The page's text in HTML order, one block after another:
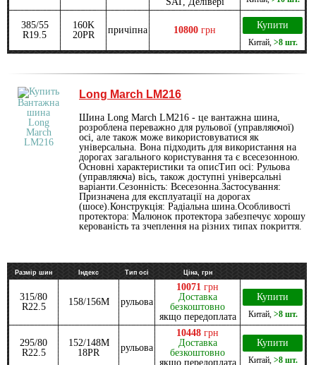
385/55
R19.5
160K
20PR
причіпна 10800 грн Купити
Китай, >8 шт.
Long March LM216
Шина Long March LM216 - це вантажна шина,
розроблена переважно для рульової (управляючої)
осі, але також може використовуватися як
універсальна. Вона підходить для використання на
дорогах загального користування та є всесезонною.
Основні характеристики та описТип осі: Рульова
(управляюча) вісь, також доступні універсальні
варіанти.Сезонність: Всесезонна.Застосування:
Призначена для експлуатації на дорогах
(шосе).Конструкція: Радіальна шина.Особливості
протектора: Малюнок протектора забезпечує хорошу
керованість та зчеплення на різних типах покриття.
Размір шин Індекс Тип осі Ціна, грн
315/80
R22.5
158/156M рульова
10071 грн
Доставка
безкоштовно
якщо передоплата
Купити
Китай, >8 шт.
295/80
R22.5
152/148M
18PR
рульова
10448 грн
Доставка
безкоштовно
якщо передоплата
Купити
Китай, >8 шт.